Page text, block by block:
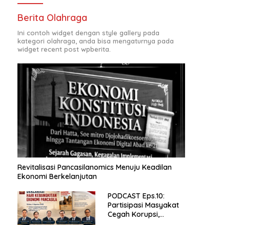
Berita Olahraga
Ini contoh widget dengan style gallery pada
kategori olahraga, anda bisa mengaturnya pada
widget recent post wpberita.
Revitalisasi Pancasilanomics Menuju Keadilan
Ekonomi Berkelanjutan
PODCAST Eps.10:
Partisipasi Masyakat
Cegah Korupsi,